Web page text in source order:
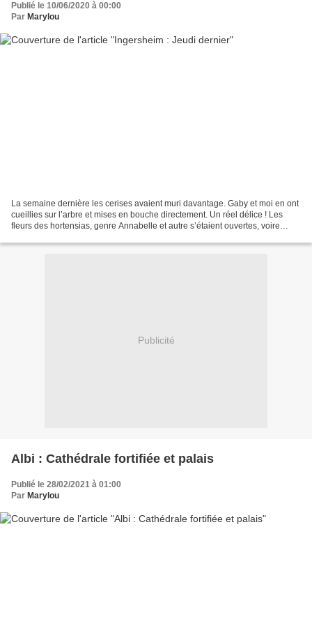
Publié le 10/06/2020 à 00:00
Par Marylou
La semaine dernière les cerises avaient muri davantage. Gaby et moi en ont
cueillies sur l’arbre et mises en bouche directement. Un réel délice ! Les
fleurs des hortensias, genre Annabelle et autre s’étaient ouvertes, voire
Publicité
Albi : Cathédrale fortifiée et palais
Publié le 28/02/2021 à 01:00
Par Marylou